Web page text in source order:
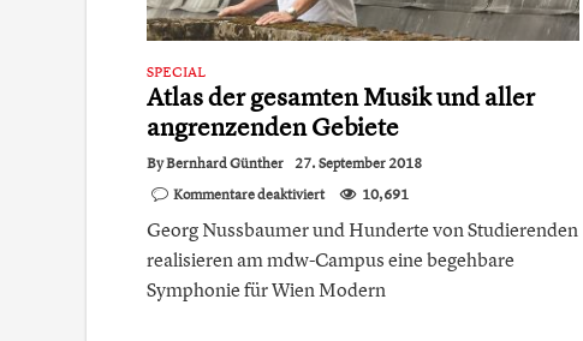
SPECIAL
Atlas der gesamten Musik und aller
angrenzenden Gebiete
ByBernhard Günther 27. September 2018
Kommentare deaktiviertfür
der
gesamten
Musik
und
10,691
Georg Nussbaumer und Hunderte von Studierenden
realisieren am mdw-Campus eine begehbare
Symphonie für Wien Modern